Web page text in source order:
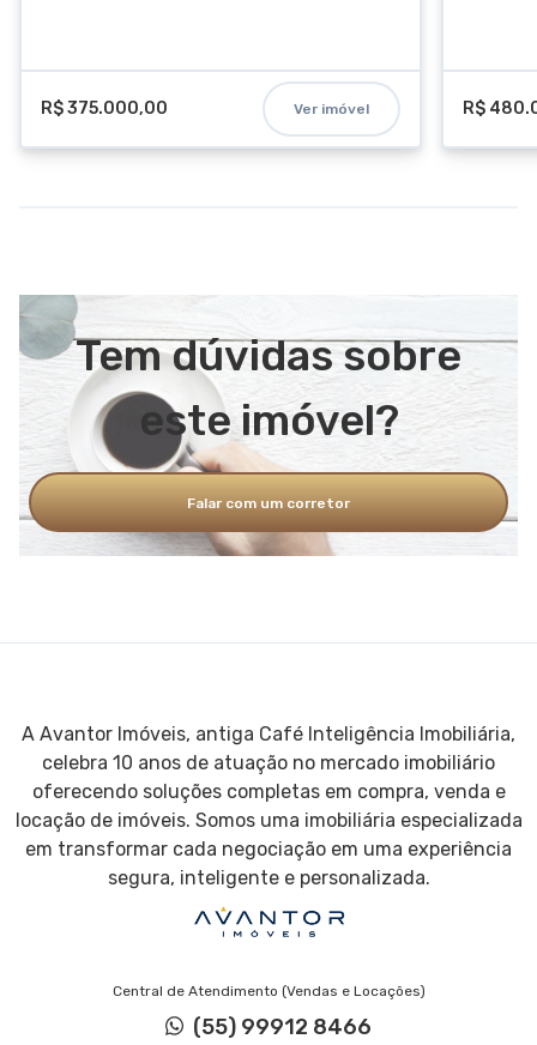
R$ 375.000,00 Ver imóvel R$
Tem dúvidas sobre
este imóvel?
Falar com um corretor
A Avantor Imóveis, antiga Café Inteligência Imobiliária,
celebra 10 anos de atuação no mercado imobiliário
oferecendo soluções completas em compra, venda e
locação de imóveis. Somos uma imobiliária especializada
em transformar cada negociação em uma experiência
segura, inteligente e personalizada.
Central de Atendimento (Vendas e Locações)
(55) 99912 8466